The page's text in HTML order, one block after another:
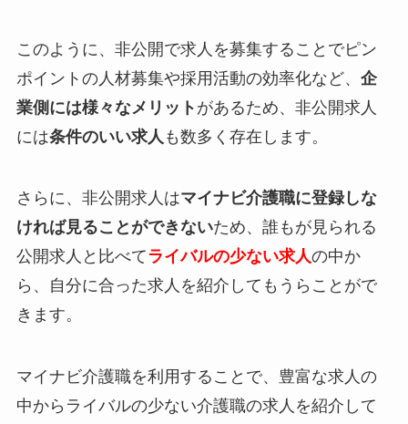
このように、非公開で求人を募集することでピン
ポイントの人材募集や採用活動の効率化など、 企
業側には様々なメリット があるため、非公開求人
には条件のいい求人 も数多く存在します。
さらに、非公開求人はマイナビ介護職に登録しな
ければ見ることができないため、誰もが見られる
公開求人と比べて ライバルの少ない求人の中か
ら、自分に合った求人を紹介してもうらことがで
きます。
マイナビ介護職を利用することで、豊富な求人の
中からライバルの少ない介護職の求人を紹介して